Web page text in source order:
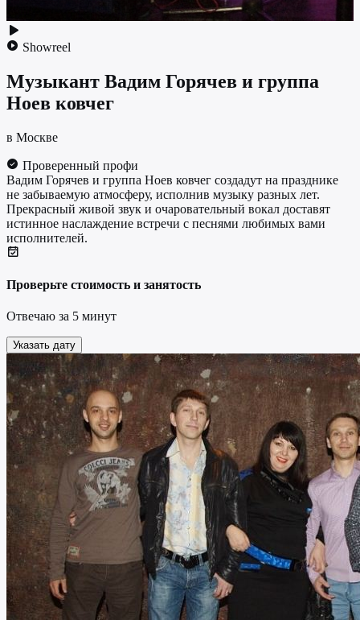
Showreel
Музыкант Вадим Горячев и группа
Ноев ковчег
в Москве
Проверенный профи
Вадим Горячев и группа Ноев ковчег создадут на празднике
не забываемую атмосферу, исполнив музыку разных лет.
Прекрасный живой звук и очаровательный вокал доставят
истинное наслаждение встречи с песнями любимых вами
исполнителей.
Проверьте стоимость и занятость
Отвечаю за 5 минут
Указать дату